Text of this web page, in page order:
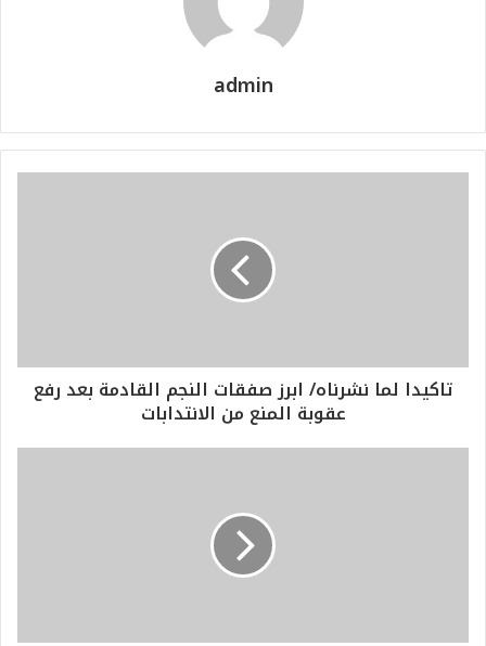
admin
تاكيدا لما نشرناه/ ابرز صفقات النجم القادمة بعد رفع
عقوبة المنع من الانتدابات